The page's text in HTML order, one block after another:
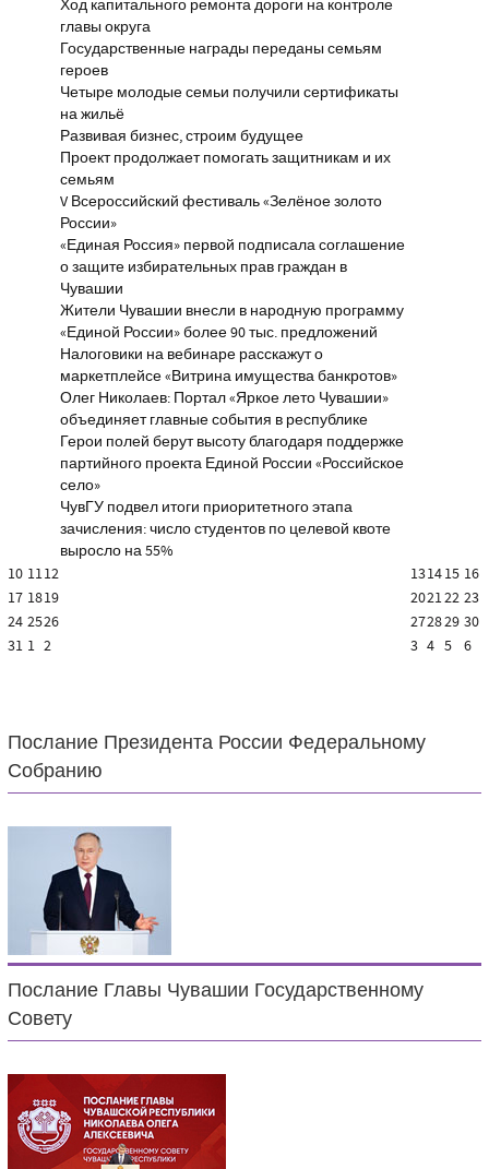
Ход капитального ремонта дороги на контроле
главы округа
Государственные награды переданы семьям
героев
Четыре молодые семьи получили сертификаты
на жильё
Развивая бизнес, строим будущее
Проект продолжает помогать защитникам и их
семьям
V Всероссийский фестиваль «Зелёное золото
России»
«Единая Россия» первой подписала соглашение
о защите избирательных прав граждан в
Чувашии
Жители Чувашии внесли в народную программу
«Единой России» более 90 тыс. предложений
Налоговики на вебинаре расскажут о
маркетплейсе «Витрина имущества банкротов»
Олег Николаев: Портал «Яркое лето Чувашии»
объединяет главные события в республике
Герои полей берут высоту благодаря поддержке
партийного проекта Единой России «Российское
село»
ЧувГУ подвел итоги приоритетного этапа
зачисления: число студентов по целевой квоте
выросло на 55%
10 1112 131415 16
17 1819 202122 23
24 2526 272829 30
31 1 2 3 4 5 6
Послание Президента России Федеральному
Собранию
Послание Главы Чувашии Государственному
Совету